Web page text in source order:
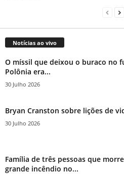
Notícias ao vivo
O míssil que deixou o buraco no
Polônia era...
30 Julho 2026
Bryan Cranston sobre lições de
30 Julho 2026
Família de três pessoas que
grande incêndio no...